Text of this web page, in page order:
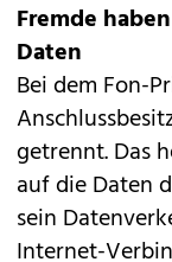
Fremde
Daten
Bei dem Fon-
getrennt. Das
auf die Daten
sein
Internet-